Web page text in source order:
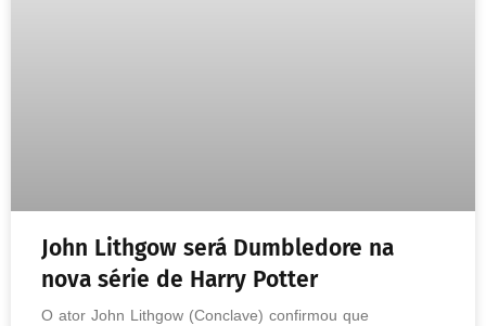
John Lithgow será Dumbledore na
nova série de Harry Potter
O ator John Lithgow (Conclave) confirmou que